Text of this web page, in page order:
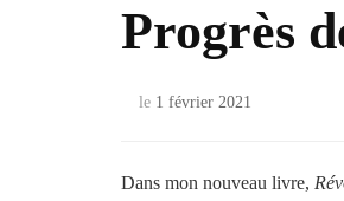
Progrès
le 1 février 2021
Dans mon nouveau livre,